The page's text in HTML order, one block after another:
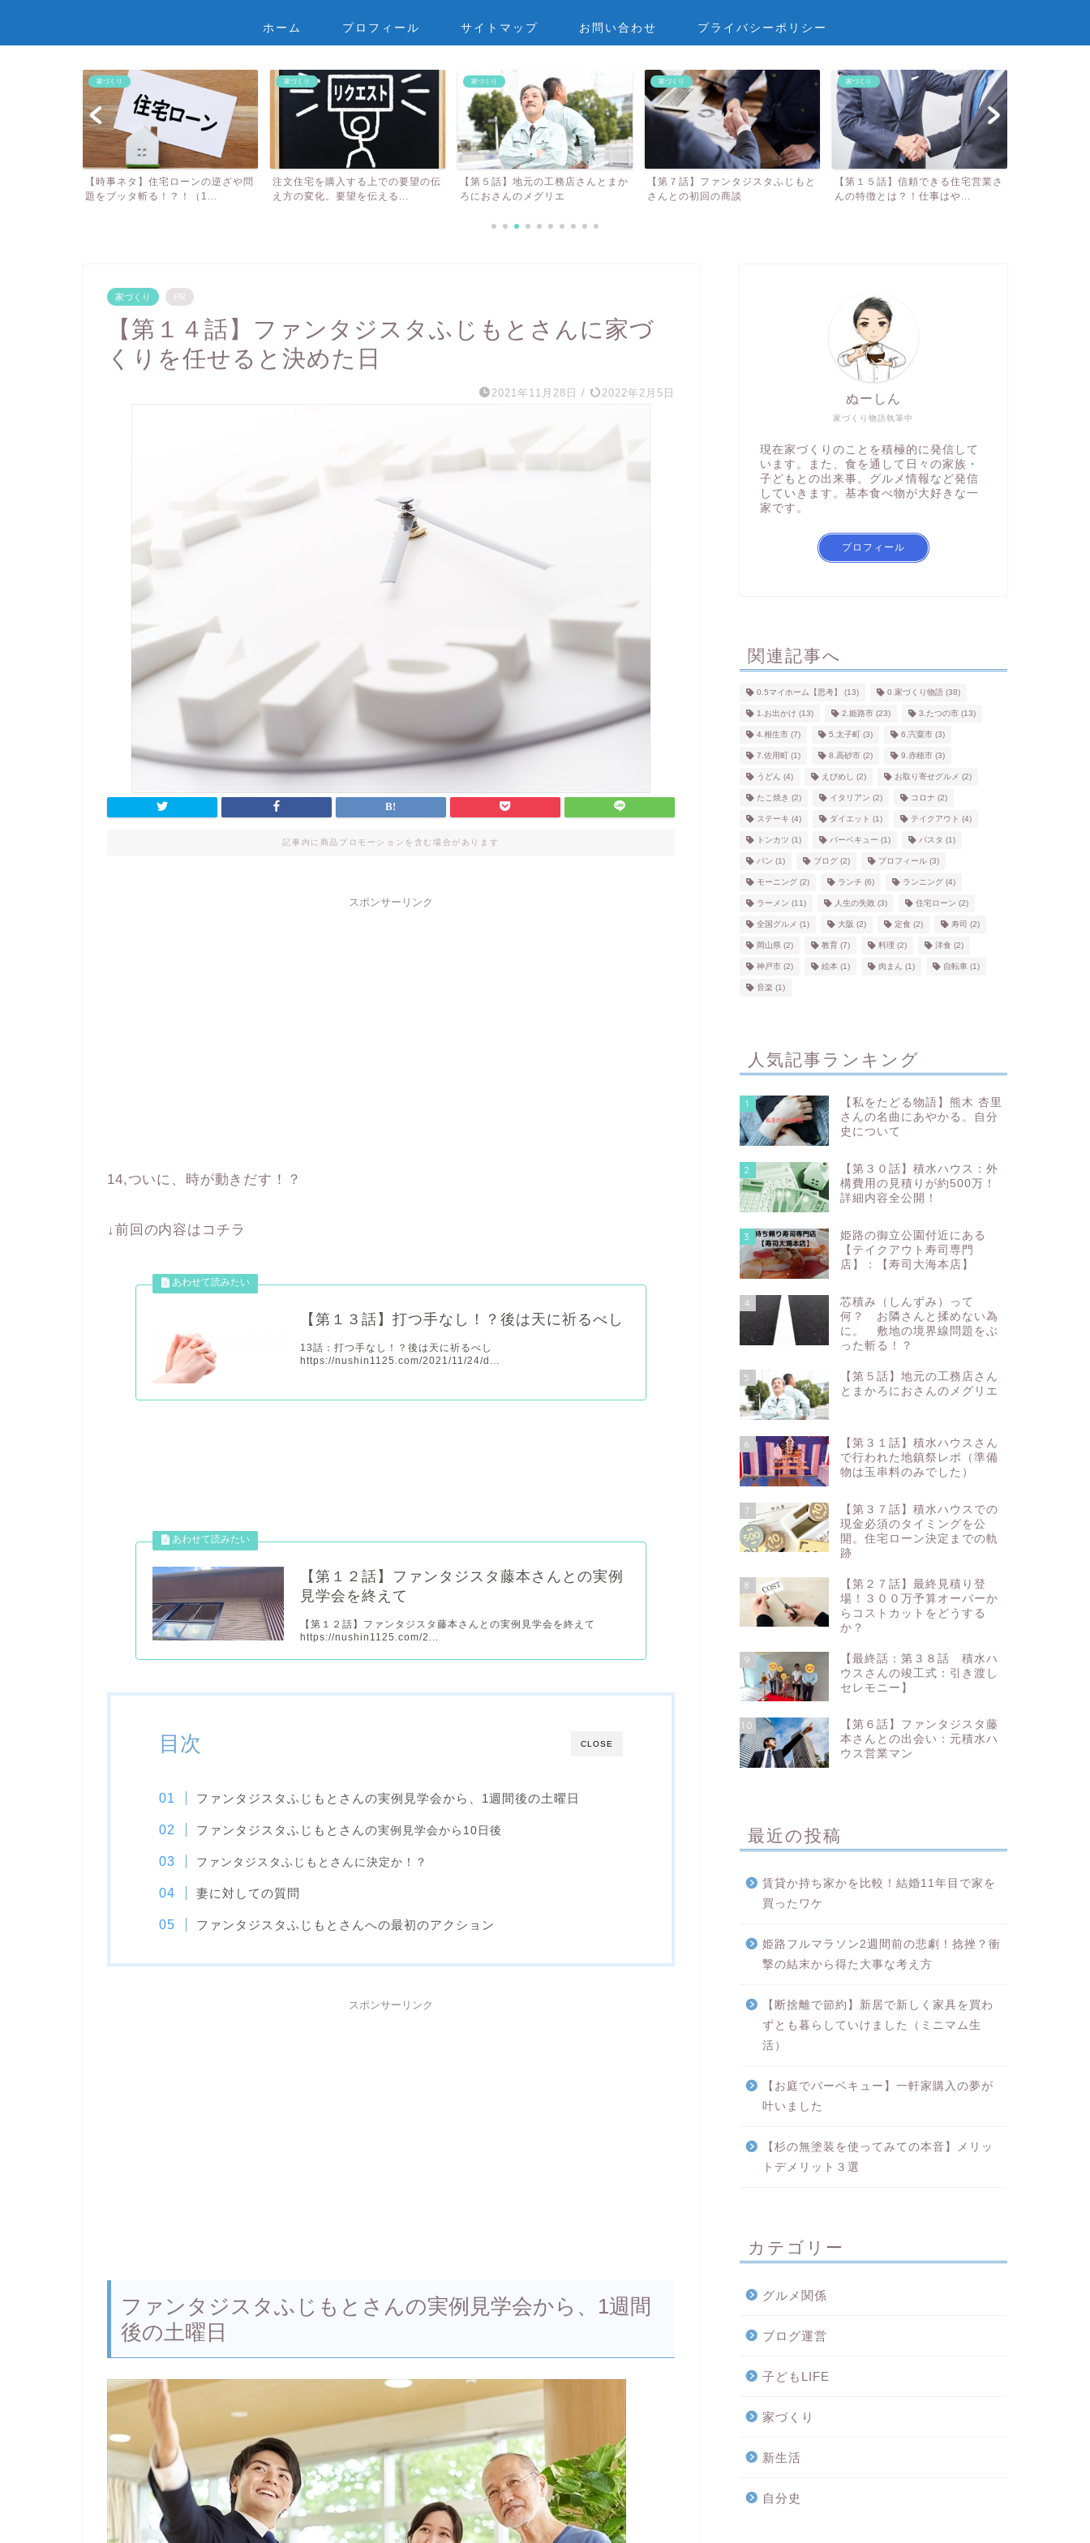
ホーム プロフィール サイトマップ お問い合わせ プライバシーポリシー
家づくり
注文住宅を購入する上での要望の伝
え方の変化。要望を伝える...
家づくり
【第５話】地元の工務店さんとまか
ろにおさんのメグリエ
家づくり
【第７話】ファンタジスタふじもと
さんとの初回の商談
家づくり
【第１５話】信頼できる住宅営業さ
んの特徴とは？！仕事はや...
家づくり
【家を買う検討】賃貸のメリット5
選：デメリット2選から考...
家づくり PR
【第１４話】ファンタジスタふじもとさんに家づ
くりを任せると決めた日
2021年11月28日 / 2022年2月5日
記事内に商品プロモーションを含む場合があります
スポンサーリンク
14,ついに、時が動きだす！？
↓前回の内容はコチラ
【第１３話】打つ手なし！？後は天に祈るべし
13話：打つ手なし！？後は天に祈るべし
https://nushin1125.com/2021/11/24/d...
【第１２話】ファンタジスタ藤本さんとの実例
見学会を終えて
【第１２話】ファンタジスタ藤本さんとの実例見学会を終えて
https://nushin1125.com/2...
CLOSE
目次
ファンタジスタふじもとさんの実例見学会から、1週間後の土曜日
ファンタジスタふじもとさんの実例見学会から10日後
ファンタジスタふじもとさんに決定か！？
妻に対しての質問
ファンタジスタふじもとさんへの最初のアクション
スポンサーリンク
ファンタジスタふじもとさんの実例見学会から、1週間
後の土曜日
家づくり物語執筆中
ぬーしん
現在家づくりのことを積極的に発信して
います。また、食を通して日々の家族・
子どもとの出来事。グルメ情報など発信
していきます。基本食べ物が大好きな一
家です。
プロフィール
関連記事へ
0.5マイホーム【思考】 (13) 0.家づくり物語(38)
1.お出かけ (13) 2.姫路市(23) 3.たつの市(13)
4.相生市(7) 5.太子町(3) 6.宍粟市(3)
7.佐用町(1) 8.高砂市(2) 9.赤穂市(3)
うどん (4) えびめし (2) お取り寄せグルメ (2)
たこ焼き (2) イタリアン (2) コロナ (2)
ステーキ (4) ダイエット (1) テイクアウト (4)
トンカツ (1) バーベキュー (1) パスタ (1)
パン (1) ブログ(2) プロフィール(3)
モーニング(2) ランチ (6) ランニング(4)
ラーメン (11) 人生の失敗(3) 住宅ローン (2)
全国グルメ (1) 大阪 (2) 定食(2) 寿司 (2)
岡山県(2) 教育(7) 料理 (2) 洋食(2)
神戸市(2) 絵本(1) 肉まん (1) 自転車 (1)
音楽 (1)
人気記事ランキング
1
【私をたどる物語】熊木 杏里
さんの名曲にあやかる。自分
史について
2
【第３０話】積水ハウス：外
構費用の見積りが約500万！
詳細内容全公開！
3
姫路の御立公園付近にある
【テイクアウト寿司専門
店】：【寿司大海本店】
4
芯積み（しんずみ）って
何？ お隣さんと揉めない為
に。 敷地の境界線問題をぶ
った斬る！？
5
【第５話】地元の工務店さん
とまかろにおさんのメグリエ
6
【第３１話】積水ハウスさん
で行われた地鎮祭レポ（準備
物は玉串料のみでした）
7
【第３７話】積水ハウスでの
現金必須のタイミングを公
開。住宅ローン決定までの軌
跡
8
【第２７話】最終見積り登
場！３００万予算オーバーか
らコストカットをどうする
か？
9
【最終話：第３８話 積水ハ
ウスさんの竣工式：引き渡し
セレモニー】
10
【第６話】ファンタジスタ藤
本さんとの出会い：元積水ハ
ウス営業マン
最近の投稿
賃貸か持ち家かを比較！結婚11年目で家を
買ったワケ
姫路フルマラソン2週間前の悲劇！捻挫？衝
撃の結末から得た大事な考え方
【断捨離で節約】新居で新しく家具を買わ
ずとも暮らしていけました（ミニマム生
活）
【お庭でバーベキュー】一軒家購入の夢が
叶いました
【杉の無塗装を使ってみての本音】メリッ
トデメリット３選
カテゴリー
グルメ関係
ブログ運営
子どもLIFE
家づくり
新生活
自分史